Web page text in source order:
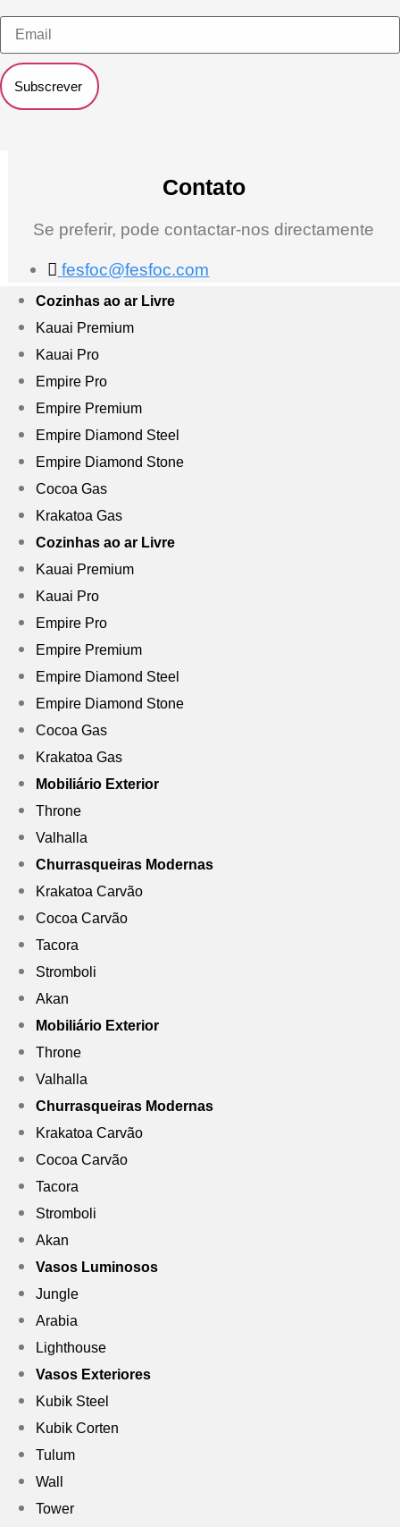
Subscrever
Contato
Se preferir, pode contactar-nos directamente
fesfoc@fesfoc.com
Cozinhas ao ar Livre
Kauai Premium
Kauai Pro
Empire Pro
Empire Premium
Empire Diamond Steel
Empire Diamond Stone
Cocoa Gas
Krakatoa Gas
Cozinhas ao ar Livre
Kauai Premium
Kauai Pro
Empire Pro
Empire Premium
Empire Diamond Steel
Empire Diamond Stone
Cocoa Gas
Krakatoa Gas
Mobiliário Exterior
Throne
Valhalla
Churrasqueiras Modernas
Krakatoa Carvão
Cocoa Carvão
Tacora
Stromboli
Akan
Mobiliário Exterior
Throne
Valhalla
Churrasqueiras Modernas
Krakatoa Carvão
Cocoa Carvão
Tacora
Stromboli
Akan
Vasos Luminosos
Jungle
Arabia
Lighthouse
Vasos Exteriores
Kubik Steel
Kubik Corten
Tulum
Wall
Tower